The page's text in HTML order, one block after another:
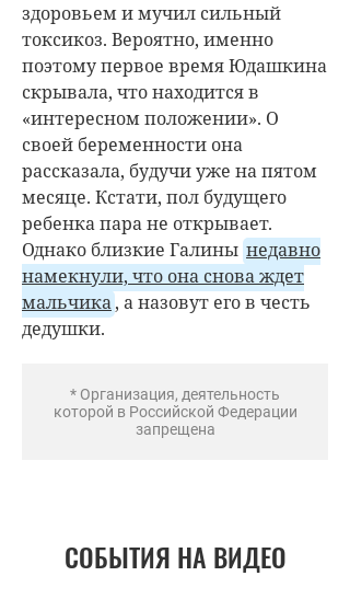
здоровьем и мучил сильный
токсикоз. Вероятно, именно
поэтому первое время Юдашкина
скрывала, что находится в
«интересном положении». О
своей беременности она
рассказала, будучи уже на пятом
месяце. Кстати, пол будущего
ребенка пара не открывает.
Однако близкие Галины недавно
намекнули, что она снова ждет
мальчика, а назовут его в честь
дедушки.
* Организация, деятельность
которой в Российской Федерации
запрещена
СОБЫТИЯ НА ВИДЕО